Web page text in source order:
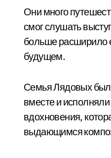
Они много
смог слушать
больше расширило
будущем.
Семья Лядовых
вместе и
вдохновения,
выдающимся